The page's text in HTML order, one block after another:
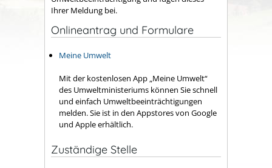
Ihrer Meldung bei.
Onlineantrag und Formulare
Meine Umwelt
Mit der kostenlosen App „Meine Umwelt“
des Umweltministeriums können Sie schnell
und einfach Umweltbeeinträchtigungen
melden. Sie ist in den Appstores von Google
und Apple erhältlich.
Zuständige Stelle